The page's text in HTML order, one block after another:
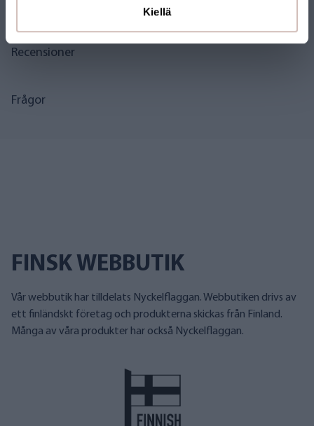
Kiellä
Recensioner
Frågor
FINSK WEBBUTIK
Vår webbutik har tilldelats Nyckelflaggan. Webbutiken drivs av
ett finländskt företag och produkterna skickas från Finland.
Många av våra produkter har också Nyckelflaggan.